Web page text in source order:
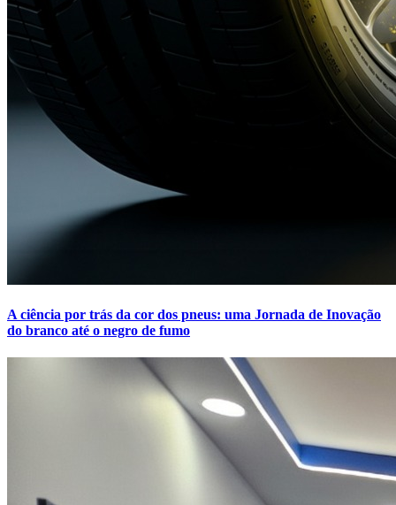
A ciência por trás da cor dos pneus: uma Jornada de Inovação
do branco até o negro de fumo